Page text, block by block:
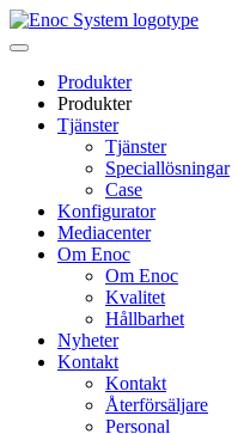
Skip
to
Produkter
Produkter
Tjänster
Tjänster
Speciallösningar
Case
Konfigurator
Mediacenter
Om Enoc
Om Enoc
Kvalitet
Hållbarhet
Nyheter
Kontakt
Kontakt
Återförsäljare
Personal